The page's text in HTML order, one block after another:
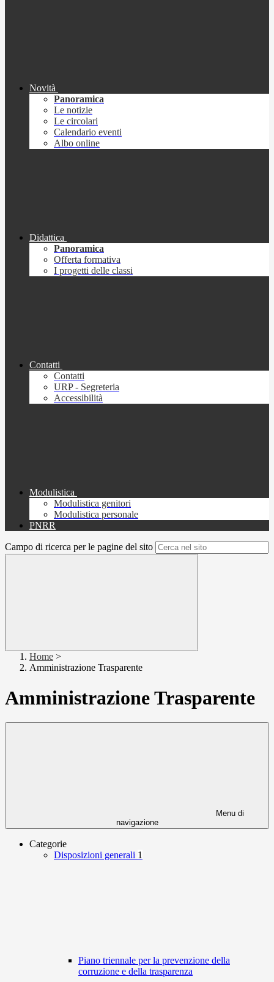
Novità
Panoramica
Le notizie
Le circolari
Calendario eventi
Albo online
Didattica
Panoramica
Offerta formativa
I progetti delle classi
Contatti
Contatti
URP - Segreteria
Accessibilità
Modulistica
Modulistica genitori
Modulistica personale
PNRR
Campo di ricerca per le pagine del sito
Home >
Amministrazione Trasparente
Amministrazione Trasparente
Menu di
navigazione
Categorie
Disposizioni generali 1
Piano triennale per la prevenzione della
corruzione e della trasparenza